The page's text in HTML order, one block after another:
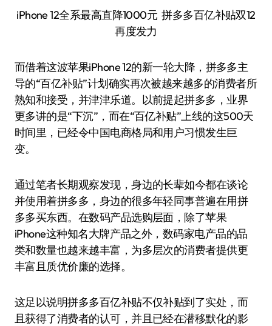
iPhone 12全系最高直降1000元 拼多多百亿补贴双12
再度发力
而借着这波苹果iPhone 12的新一轮大降，拼多多主
导的“百亿补贴”计划确实再次被越来越多的消费者所
熟知和接受，并津津乐道。以前提起拼多多，业界
更多讲的是“下沉”，而在“百亿补贴”上线的这500天
时间里，已经令中国电商格局和用户习惯发生巨
变。
通过笔者长期观察发现，身边的长辈如今都在谈论
并使用着拼多多，身边的很多年轻同事普遍在用拼
多多买东西。在数码产品选购层面，除了苹果
iPhone这种知名大牌产品之外，数码家电产品的品
类和数量也越来越丰富，为多层次的消费者提供更
丰富且质优价廉的选择。
这足以说明拼多多百亿补贴不仅补贴到了实处，而
且获得了消费者的认可，并且已经在潜移默化的影